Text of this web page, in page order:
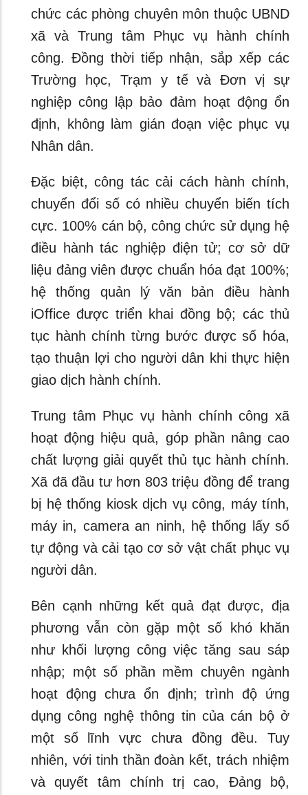
chức các phòng chuyên môn thuộc UBND
xã và Trung tâm Phục vụ hành chính
công. Đồng thời tiếp nhận, sắp xếp các
Trường học, Trạm y tế và Đơn vị sự
nghiệp công lập bảo đảm hoạt động ổn
định, không làm gián đoạn việc phục vụ
Nhân dân.
Đặc biệt, công tác cải cách hành chính,
chuyển đổi số có nhiều chuyển biến tích
cực. 100% cán bộ, công chức sử dụng hệ
điều hành tác nghiệp điện tử; cơ sở dữ
liệu đảng viên được chuẩn hóa đạt 100%;
hệ thống quản lý văn bản điều hành
iOffice được triển khai đồng bộ; các thủ
tục hành chính từng bước được số hóa,
tạo thuận lợi cho người dân khi thực hiện
giao dịch hành chính.
Trung tâm Phục vụ hành chính công xã
hoạt động hiệu quả, góp phần nâng cao
chất lượng giải quyết thủ tục hành chính.
Xã đã đầu tư hơn 803 triệu đồng để trang
bị hệ thống kiosk dịch vụ công, máy tính,
máy in, camera an ninh, hệ thống lấy số
tự động và cải tạo cơ sở vật chất phục vụ
người dân.
Bên cạnh những kết quả đạt được, địa
phương vẫn còn gặp một số khó khăn
như khối lượng công việc tăng sau sáp
nhập; một số phần mềm chuyên ngành
hoạt động chưa ổn định; trình độ ứng
dụng công nghệ thông tin của cán bộ ở
một số lĩnh vực chưa đồng đều. Tuy
nhiên, với tinh thần đoàn kết, trách nhiệm
và quyết tâm chính trị cao, Đảng bộ,